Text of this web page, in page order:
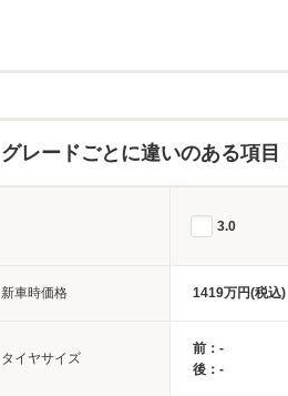
グレードごとに違いのある項目
新車時価格
タイヤサイズ
3.0
1419万円(税込)
前：-
後：-